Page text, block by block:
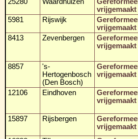
vrijgemaakt
5981
Rijswijk
vrijgemaakt
8413
Zevenbergen
vrijgemaakt
8857
's-
Hertogenbosch
(Den Bosch)
vrijgemaakt
12106 Eindhoven
vrijgemaakt
15897 Rijsbergen
vrijgemaakt